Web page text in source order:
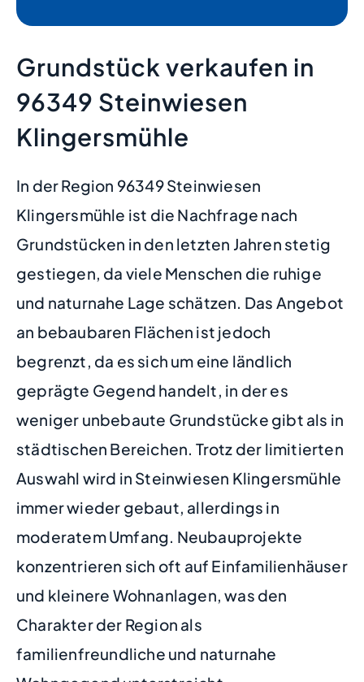
Grundstück verkaufen in
96349 Steinwiesen
Klingersmühle
In der Region 96349 Steinwiesen
Klingersmühle ist die Nachfrage nach
Grundstücken in den letzten Jahren stetig
gestiegen, da viele Menschen die ruhige
und naturnahe Lage schätzen. Das Angebot
an bebaubaren Flächen ist jedoch
begrenzt, da es sich um eine ländlich
geprägte Gegend handelt, in der es
weniger unbebaute Grundstücke gibt als in
städtischen Bereichen. Trotz der limitierten
Auswahl wird in Steinwiesen Klingersmühle
immer wieder gebaut, allerdings in
moderatem Umfang. Neubauprojekte
konzentrieren sich oft auf Einfamilienhäuser
und kleinere Wohnanlagen, was den
Charakter der Region als
familienfreundliche und naturnahe